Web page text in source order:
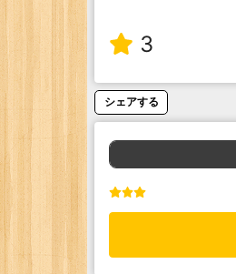
3
シェアする